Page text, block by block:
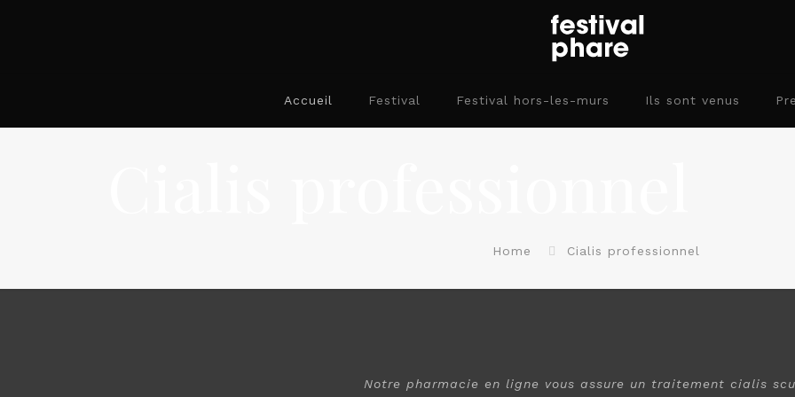
Accueil Festival Festival hors-les-murs Ils sont venus
Home Cialis professionnel
Notre pharmacie en ligne vous assure un traitement cialis